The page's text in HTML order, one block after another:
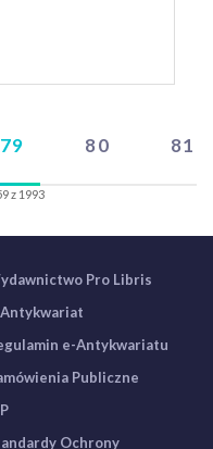
79 80 81
z 1993
Pro Libris
e-Antykwariatu
Publiczne
Ochrony